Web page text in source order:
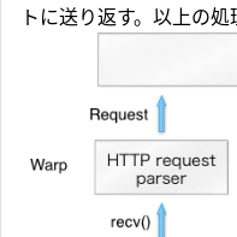
トに送り返す。以上の処